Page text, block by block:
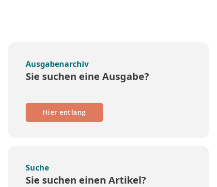
Ausgabenarchiv
Sie suchen eine Ausgabe?
Hier entlang
Suche
Sie suchen einen Artikel?